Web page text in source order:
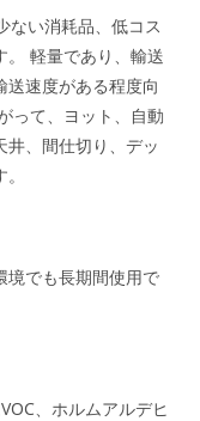
ない消耗品、低コス
。 軽量であり、輸送
速度がある程度向
って、ヨット、自動
、間仕切り、デッ
境でも長期間使用で
、ホルムアルデヒ